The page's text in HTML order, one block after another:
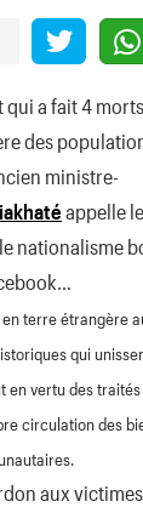
a fait 4
des
ministre-
appelle
nationalisme
terre étrangère
qui
vertu des traités
circulation des
aux